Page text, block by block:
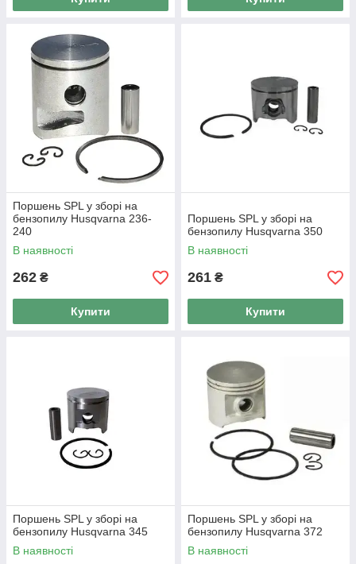
Поршень SPL у зборі на
бензопилу Husqvarna 236-
240
В наявності
262 ₴
Купити
Поршень SPL у зборі на
бензопилу Husqvarna 350
В наявності
261 ₴
Купити
Поршень SPL у зборі на
бензопилу Husqvarna 345
В наявності
Поршень SPL у зборі на
бензопилу Husqvarna 372
В наявності